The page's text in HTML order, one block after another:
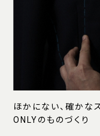
ほかにない、確かな
ONLYのものづくり